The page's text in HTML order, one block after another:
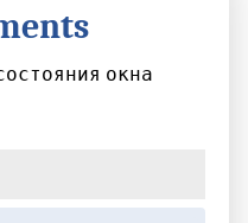
окна